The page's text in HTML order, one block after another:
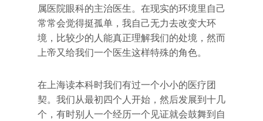
属医院眼科的主治医生。在现实的环境里自己
常常会觉得挺孤单，我自己无力去改变大环
境，比较少的人能真正理解我们的处境，然而
上帝又给我们一个医生这样特殊的角色。
在上海读本科时我们有过一个小小的医疗团
契。我们从最初四个人开始，然后发展到十几
个，有时别人一个经历一个见证就会鼓舞到自